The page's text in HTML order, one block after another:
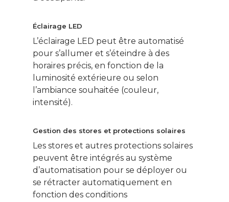
Éclairage LED
L’éclairage LED peut être automatisé
pour s’allumer et s’éteindre à des
horaires précis, en fonction de la
luminosité extérieure ou selon
l’ambiance souhaitée (couleur,
intensité).
Gestion des stores et protections solaires
Les stores et autres protections solaires
peuvent être intégrés au système
d’automatisation pour se déployer ou
se rétracter automatiquement en
fonction des conditions
intéresse ? Cliquez
pour vous inscrire à
newsletter !